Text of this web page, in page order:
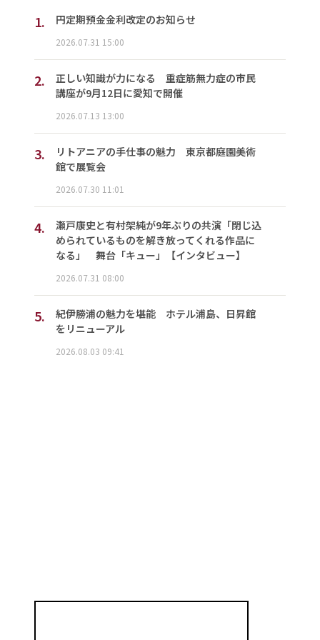
1.
円定期預金金利改定のお知らせ
2026.07.31 15:00
2.
正しい知識が力になる 重症筋無力症の市民
講座が9月12日に愛知で開催
2026.07.13 13:00
3.
リトアニアの手仕事の魅力 東京都庭園美術
館で展覧会
2026.07.30 11:01
4.
瀬戸康史と有村架純が9年ぶりの共演「閉じ込
められているものを解き放ってくれる作品に
なる」 舞台「キュー」【インタビュー】
2026.07.31 08:00
5.
紀伊勝浦の魅力を堪能 ホテル浦島、日昇館
をリニューアル
2026.08.03 09:41